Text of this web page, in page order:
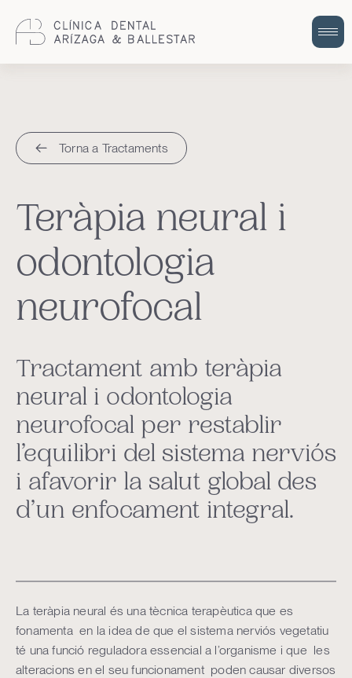
Torna a Tractaments
Teràpia neural i
odontologia
neurofocal
Tractament amb teràpia
neural i odontologia
neurofocal per restablir
l’equilibri del sistema nerviós
i afavorir la salut global des
d’un enfocament integral.
La teràpia neural és una tècnica terapèutica que es
fonamenta en la idea de que el sistema nerviós vegetatiu
té una funció reguladora essencial a l’organisme i que les
alteracions en el seu funcionament poden causar diversos